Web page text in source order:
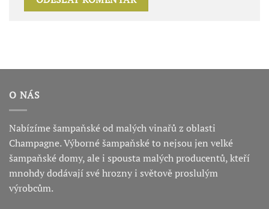
O NÁS
Nabízíme šampaňské od malých vinařů z oblasti
Champagne. Výborné šampaňské to nejsou jen velké
šampaňské domy, ale i spousta malých producentů, kteří
mnohdy dodávají své hrozny i světově proslulým
výrobcům.